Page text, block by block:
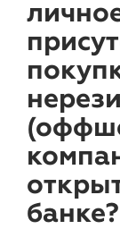
банке?